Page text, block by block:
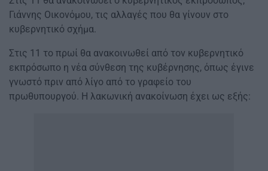
Γιάννης Οικονόμου, τις αλλαγές που θα γίνουν στο
κυβερνητικό σχήμα.
Στις 11 το πρωί θα ανακοινωθεί από τον κυβερνητικό
εκπρόσωπο η νέα σύνθεση της κυβέρνησης, όπως έγινε
γνωστό πριν από λίγο από το γραφείο του
πρωθυπουργού. Η λακωνική ανακοίνωση έχει ως εξής: